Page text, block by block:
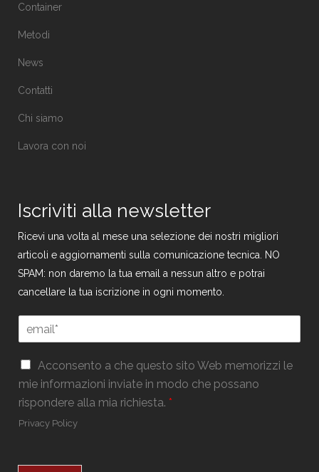
Container
Metodi
News
Contatti
Chi siamo
Lavora con noi
Iscriviti alla newsletter
Ricevi una volta al mese una selezione dei nostri migliori
articoli e aggiornamenti sulla comunicazione tecnica. NO
SPAM: non daremo la tua email a nessun altro e potrai
cancellare la tua iscrizione in ogni momento.
m
l
*
G
D
P
R
m
G
P
R
*
Acconsento a che questo sito Web memorizzi le
mie informazioni inviate in modo che possano
rispondere alla mia richiesta. *
Privacy Policy